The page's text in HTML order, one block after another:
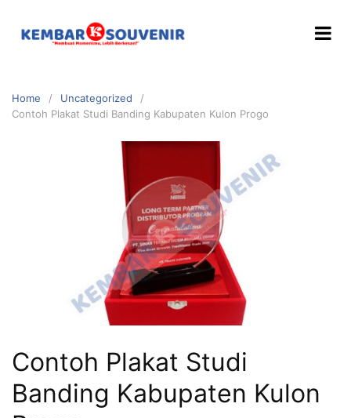
Home
Uncategorized
Contoh Plakat Studi Banding Kabupaten Kulon Progo
Contoh Plakat Studi
Banding Kabupaten Kulon